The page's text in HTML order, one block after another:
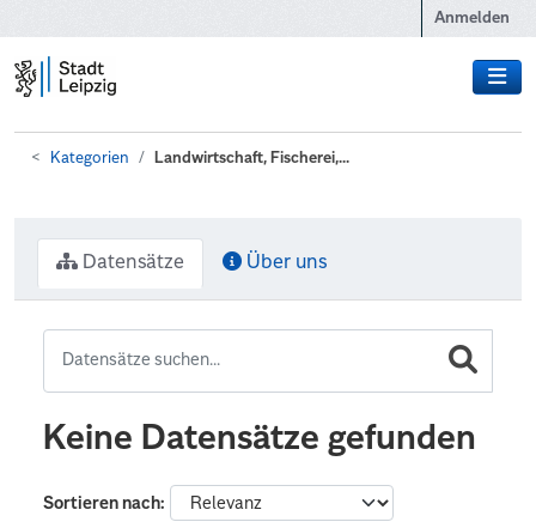
Anmelden
Kategorien Landwirtschaft, Fischerei,...
Datensätze Über uns
Keine Datensätze gefunden
Sortieren nach